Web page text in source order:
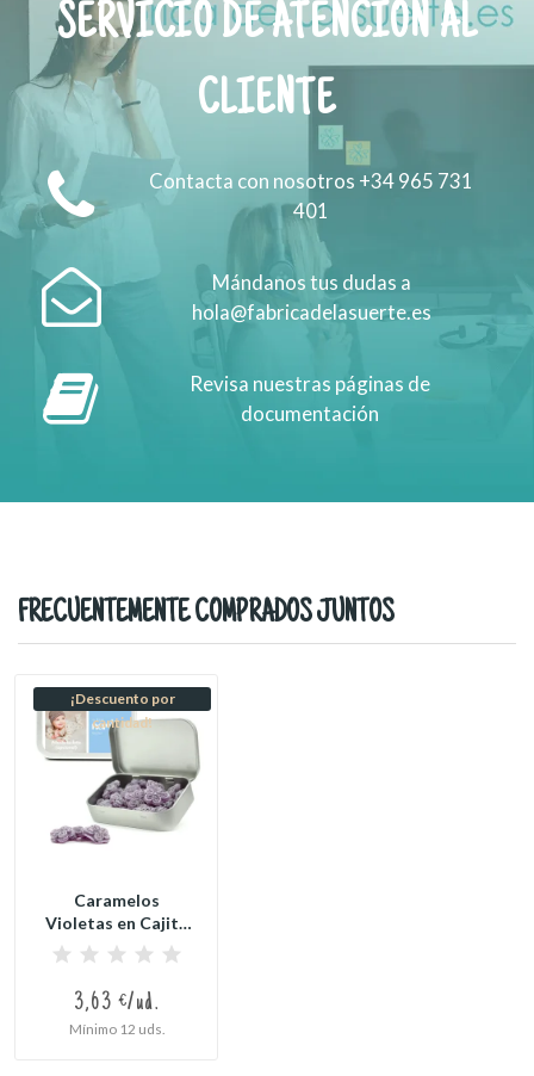
SERVICIO DE ATENCIÓN AL
CLIENTE
Contacta con nosotros +34 965 731
401
Mándanos tus dudas a
hola@fabricadelasuerte.es
Revisa nuestras páginas de
documentación
FRECUENTEMENTE COMPRADOS JUNTOS
¡Descuento por
cantidad!
Caramelos
Violetas en Cajita
Metálica...
3,63 €/ud.
Mínimo 12 uds.